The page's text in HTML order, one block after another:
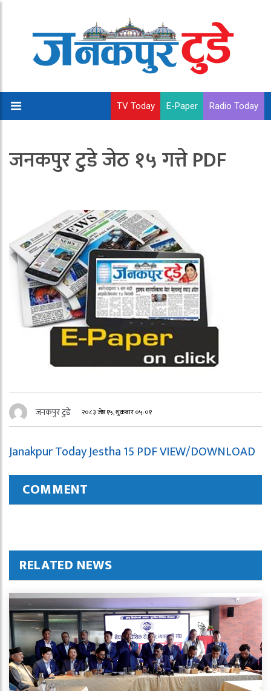
TV Today E-Paper Radio Today
जनकपुर टुडे जेठ १५ गत्ते PDF
जनकपुर टुडे २०८३ जेष्ठ १५, शुक्रबार ०५:०१
Janakpur Today Jestha 15 PDF VIEW/DOWNLOAD
COMMENT
RELATED NEWS